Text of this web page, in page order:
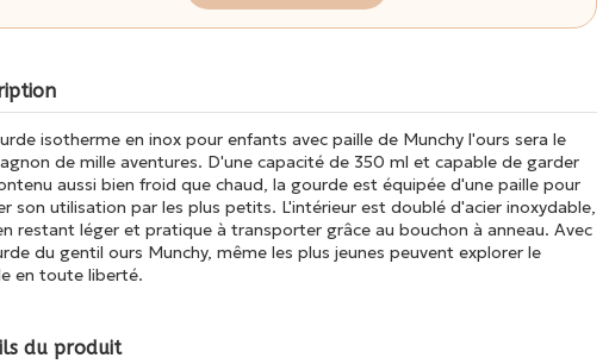
isotherme en inox pour enfants avec paille de Munchy l'ours sera le
de mille aventures. D'une capacité de 350 ml et capable de garder
aussi bien froid que chaud, la gourde est équipée d'une paille pour
son utilisation par les plus petits. L'intérieur est doublé d'acier inoxydable,
restant léger et pratique à transporter grâce au bouchon à anneau. Avec
du gentil ours Munchy, même les plus jeunes peuvent explorer le
en toute liberté.
du produit